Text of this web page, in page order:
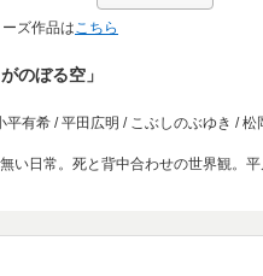
安部なぎさ / 特殊設定:森田繁 / 美術監
由紀子 / 音響監督:藤野貞義 / 音楽:佐橋
廣人、真野昇 / エクゼクティブプロデ
サー:諸冨洋史、丸山博雄、佐藤弘幸
-ヴェスティージ-」
田さんや元ヤンキーの看護師・亜希子さ
の中で、同い年の秋庭里香に出会う。
気をかかえていた――。ドラマ、映画
ーズ作品は こちら
のぼる空」
平有希 / 平田広明 / こぶしのぶゆき / 松
い日常。死と背中合わせの世界観。
葛藤。
クス・電撃文庫刊】 / 小説イラスト:山